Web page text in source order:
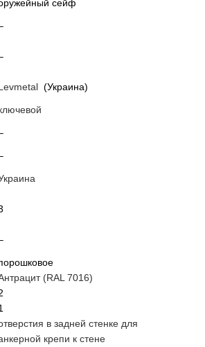
сейф
(Украина)
(RAL 7016)
в задней стенке для
крепи к стене